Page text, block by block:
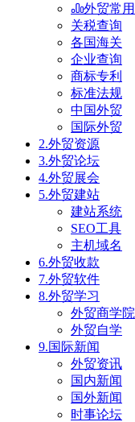
外贸常用
关税查询
各国海关
企业查询
商标专利
标准法规
中国外贸
国际外贸
2.外贸资源
3.外贸论坛
4.外贸展会
5.外贸建站
建站系统
SEO工具
主机域名
6.外贸收款
7.外贸软件
8.外贸学习
外贸商学院
外贸自学
9.国际新闻
外贸资讯
国内新闻
国外新闻
时事论坛